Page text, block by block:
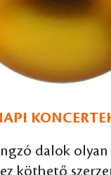
dalok
köthető